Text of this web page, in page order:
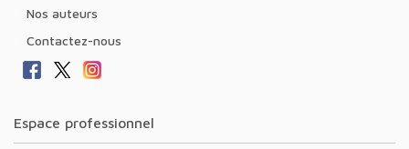
Nos auteurs
Contactez-nous
Espace professionnel